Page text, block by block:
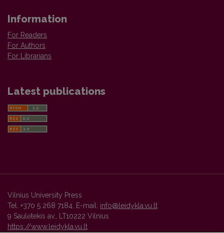
Information
For Readers
For Authors
For Librarians
Latest publications
Vilnius University Press
Tel. +370 5 268 7184, E-mail: info@leidykla.vu.lt
9 Saulėtekis av., LT10222 Vilnius
https://www.leidykla.vu.lt